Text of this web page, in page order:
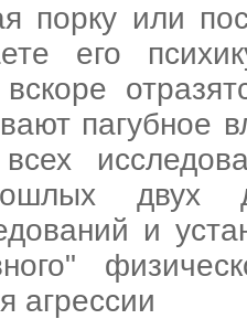
порку или
его
пагубное
двух
и
агрессии